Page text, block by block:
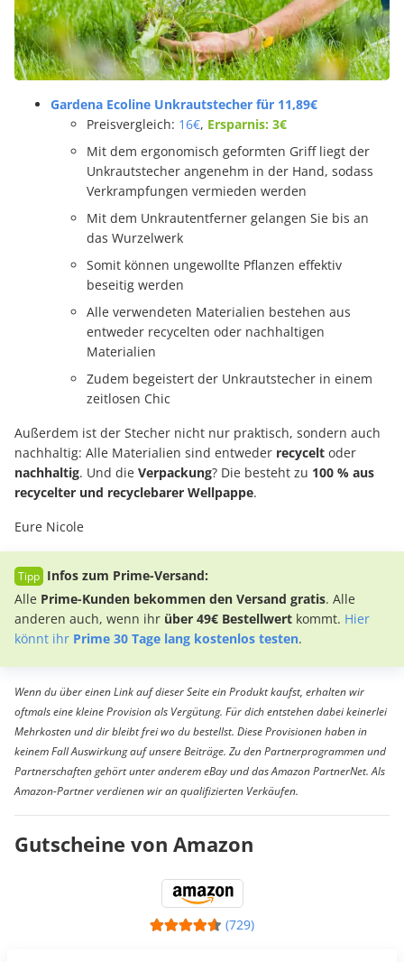
Gardena Ecoline Unkrautstecher für 11,89€
Preisvergleich: 16€, Ersparnis: 3€
Mit dem ergonomisch geformten Griff liegt der
Unkrautstecher angenehm in der Hand, sodass
Verkrampfungen vermieden werden
Mit dem Unkrautentferner gelangen Sie bis an
das Wurzelwerk
Somit können ungewollte Pflanzen effektiv
beseitig werden
Alle verwendeten Materialien bestehen aus
entweder recycelten oder nachhaltigen
Materialien
Zudem begeistert der Unkrautstecher in einem
zeitlosen Chic
Außerdem ist der Stecher nicht nur praktisch, sondern auch
nachhaltig: Alle Materialien sind entweder recycelt oder
nachhaltig. Und die Verpackung? Die besteht zu 100 % aus
recycelter und recyclebarer Wellpappe.
Eure Nicole
Infos zum Prime-Versand:
Alle Prime-Kunden bekommen den Versand gratis. Alle
anderen auch, wenn ihr über 49€ Bestellwert kommt. Hier
könnt ihr Prime 30 Tage lang kostenlos testen.
Wenn du über einen Link auf dieser Seite ein Produkt kaufst, erhalten wir
oftmals eine kleine Provision als Vergütung. Für dich entstehen dabei keinerlei
Mehrkosten und dir bleibt frei wo du bestellst. Diese Provisionen haben in
keinem Fall Auswirkung auf unsere Beiträge. Zu den Partnerprogrammen und
Partnerschaften gehört unter anderem eBay und das Amazon PartnerNet. Als
Amazon-Partner verdienen wir an qualifizierten Verkäufen.
Gutscheine von Amazon
(729)